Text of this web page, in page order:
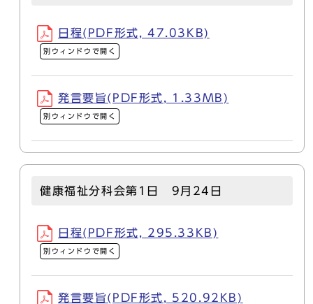
日程(PDF形式, 47.03KB)
別ウィンドウで開く
発言要旨(PDF形式, 1.33MB)
別ウィンドウで開く
健康福祉分科会第1日 9月24日
日程(PDF形式, 295.33KB)
別ウィンドウで開く
発言要旨(PDF形式, 520.92KB)